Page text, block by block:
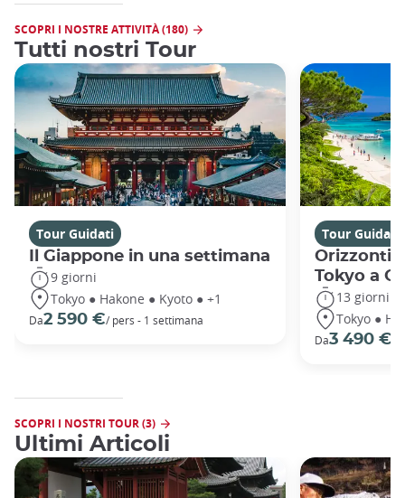
SCOPRI I NOSTRE ATTIVITÀ (180)
Tutti nostri Tour
Tour Guidati
Il Giappone in una settimana
9 giorni
Tokyo ● Hakone ● Kyoto ● +1
Da2 590 €/ pers - 1 settimana
Tour Guidati
Orizzonti
Tokyo a
13 giorni
Tokyo ●
Da3 490 €
SCOPRI I NOSTRI TOUR (3)
Ultimi Articoli